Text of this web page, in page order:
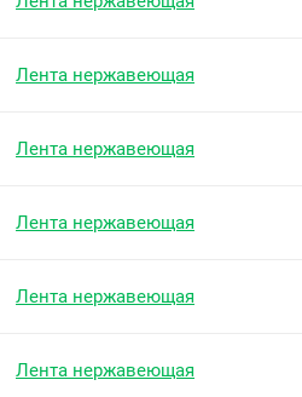
Лента нержавеющая
Лента нержавеющая
Лента нержавеющая
Лента нержавеющая
Лента нержавеющая